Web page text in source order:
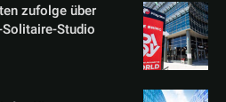
zufolge über
Studio